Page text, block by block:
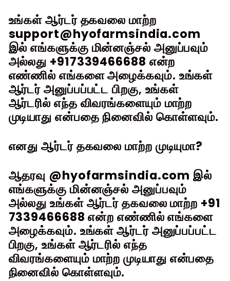
உங்கள் ஆர்டர் தகவலை மாற்ற
support@hyofarmsindia.com
இல் எங்களுக்கு மின்னஞ்சல் அனுப்பவும்
அல்லது +917339466688 என்ற
எண்ணில் எங்களை அழைக்கவும். உங்கள்
ஆர்டர் அனுப்பப்பட்ட பிறகு, உங்கள்
ஆர்டரில் எந்த விவரங்களையும் மாற்ற
முடியாது என்பதை நினைவில் கொள்ளவும்.
எனது ஆர்டர் தகவலை மாற்ற முடியுமா?
ஆதரவு @hyofarmsindia.com இல்
எங்களுக்கு மின்னஞ்சல் அனுப்பவும்
அல்லது உங்கள் ஆர்டர் தகவலை மாற்ற +91
7339466688 என்ற எண்ணில் எங்களை
அழைக்கவும். உங்கள் ஆர்டர் அனுப்பப்பட்ட
பிறகு, உங்கள் ஆர்டரில் எந்த
விவரங்களையும் மாற்ற முடியாது என்பதை
நினைவில் கொள்ளவும்.